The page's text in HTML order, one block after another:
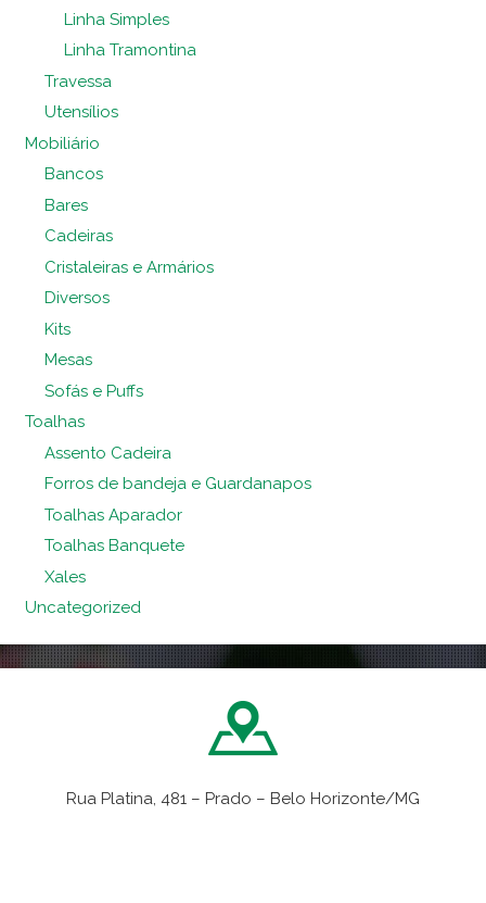
Linha Simples
Linha Tramontina
Travessa
Utensílios
Mobiliário
Bancos
Bares
Cadeiras
Cristaleiras e Armários
Diversos
Kits
Mesas
Sofás e Puffs
Toalhas
Assento Cadeira
Forros de bandeja e Guardanapos
Toalhas Aparador
Toalhas Banquete
Xales
Uncategorized
Rua Platina, 481 – Prado – Belo Horizonte/MG